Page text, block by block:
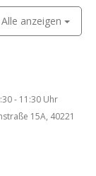
Alle anzeigen
- 11:30 Uhr
15A, 40221